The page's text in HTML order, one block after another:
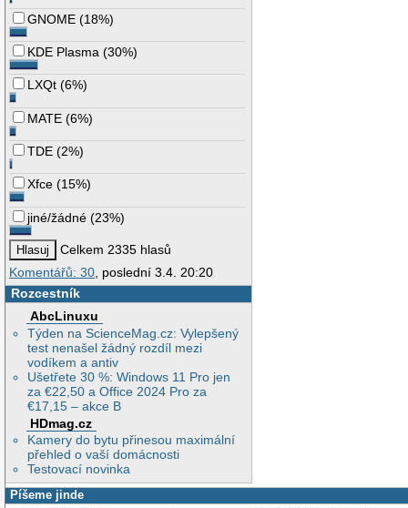
GNOME (18%)
KDE Plasma (30%)
LXQt (6%)
MATE (6%)
TDE (2%)
Xfce (15%)
jiné/žádné (23%)
Celkem 2335 hlasů
Komentářů: 30, poslední 3.4. 20:20
Rozcestník
AbcLinuxu
Týden na ScienceMag.cz: Vylepšený
test nenašel žádný rozdíl mezi
vodíkem a antiv
Ušetřete 30 %: Windows 11 Pro jen
za €22,50 a Office 2024 Pro za
€17,15 – akce B
HDmag.cz
Kamery do bytu přinesou maximální
přehled o vaší domácnosti
Testovací novinka
Píšeme jinde